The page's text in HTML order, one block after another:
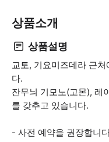
상품소개
상품설명
교토, 기요미즈데라 근
다.
잔무늬 기모노(고몬), 레
를 갖추고 있습니다.
- 사전 예약을 권장합니